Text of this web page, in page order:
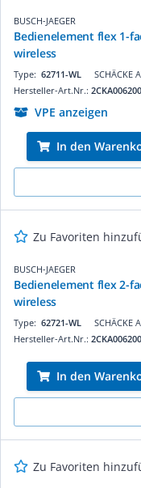
BUSCH-JAEGER
Bedienelement flex 1-
wireless
SCHÄCKE
Type: 62711-WL
Hersteller-Art.Nr.:
VPE anzeigen
In den
Zu Favoriten
BUSCH-JAEGER
Bedienelement flex 2-
wireless
SCHÄCKE
Type: 62721-WL
Hersteller-Art.Nr.:
In den
Zu Favoriten